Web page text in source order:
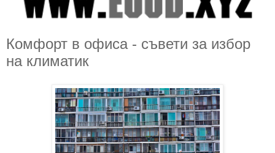
Комфорт в офиса - съвети за избор
на климатик